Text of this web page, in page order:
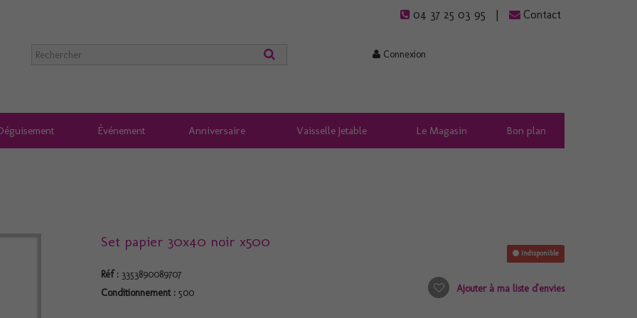
04 37 25 03 95 Contact
Connexion
Événement Anniversaire Vaisselle Jetable Le Magasin Bon plan
Set papier 30x40 noir x500
Réf : 3353890089707
Conditionnement : 500
Indisponible
Ajouter à ma liste d'envies